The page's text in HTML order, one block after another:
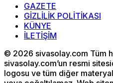
GAZETE
GİZLİLİK POLİTİKASI
KÜNYE
İLETİŞİM
© 2026 sivasolay.com Tüm
sivasolay.com’un resmi
logosu ve tüm diğer